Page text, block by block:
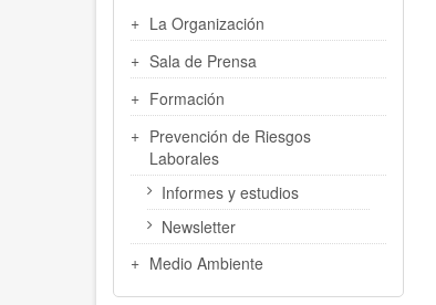
LATERAL
La Organización
Sala de Prensa
Formación
Prevención de Riesgos
Laborales
Informes y estudios
Newsletter
Medio Ambiente